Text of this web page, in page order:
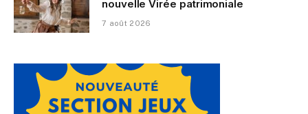
nouvelle Virée patrimoniale
7 août 2026